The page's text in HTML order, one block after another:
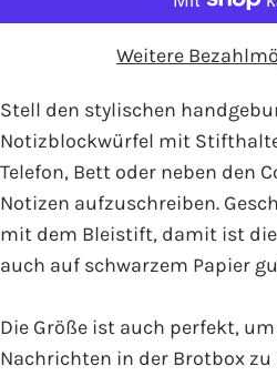
Weitere
Stell den stylischen
Notizblockwürfel mit
Telefon, Bett oder neben den
Notizen aufzuschreiben.
mit dem Bleistift, damit ist
auch auf schwarzem Papier
Die Größe ist auch perfekt,
Nachrichten in der Brotbox